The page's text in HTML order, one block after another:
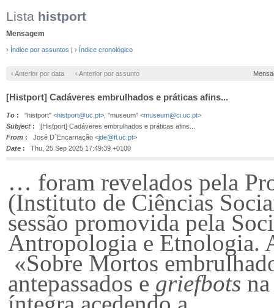
Lista histport
Mensagem
› Índice por assuntos | › Índice cronológico
‹ Anterior por data ‹ Anterior por assunto
[Histport] Cadáveres embrulhados e práticas afins...
To : "histport" <histport@uc.pt>, "museum" <museum@ci.uc.pt>
Subject : [Histport] Cadáveres embrulhados e práticas afins...
From : José D´Encarnação <jde@fl.uc.pt>
Date : Thu, 25 Sep 2025 17:49:39 +0100
… foram revelados pela
(Instituto de Ciências
sessão promovida pela
Antropologia e Etnologia.
«Sobre Mortos
antepassados e griefbots